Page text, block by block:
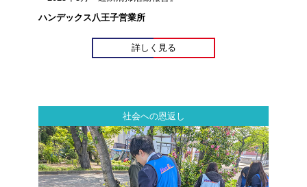
ハンデックス八王子営業所
詳しく見る
社会への恩返し